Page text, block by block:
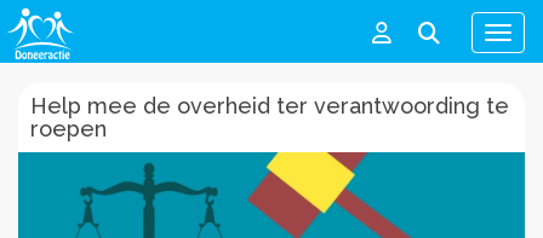
Menu
Help mee de overheid ter verantwoording te
roepen